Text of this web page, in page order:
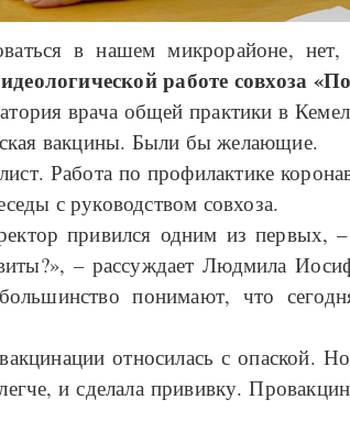
в нашем микрорайоне, нет,
работе совхоза
врача общей практики в
вакцины. Были бы желающие.
Работа по профилактике
с руководством совхоза.
привился одним из первых,
– рассуждает Людмила
понимают, что
относилась с опаской.
и сделала прививку.